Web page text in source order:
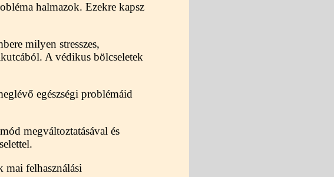
halmazok. Ezekre kapsz
milyen stresszes,
A védikus bölcseletek
egészségi problémáid
megváltoztatásával és
mai felhasználási